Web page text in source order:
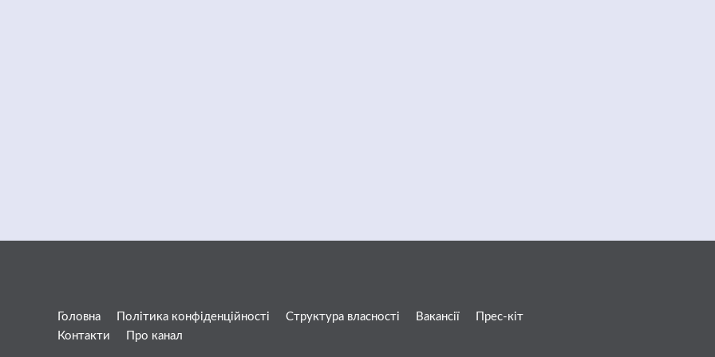
Головна Політика конфіденційності Структура власності Вакансії
Прес-кіт
Контакти
Про канал